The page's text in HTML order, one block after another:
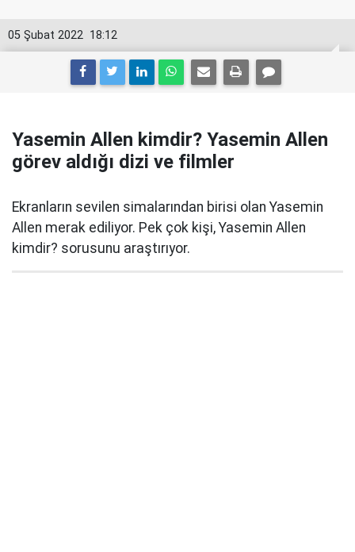
18:12
05 Şubat 2022
Yasemin Allen kimdir? Yasemin Allen
görev aldığı dizi ve filmler
Ekranların sevilen simalarından birisi olan Yasemin
Allen merak ediliyor. Pek çok kişi, Yasemin Allen
kimdir? sorusunu araştırıyor.